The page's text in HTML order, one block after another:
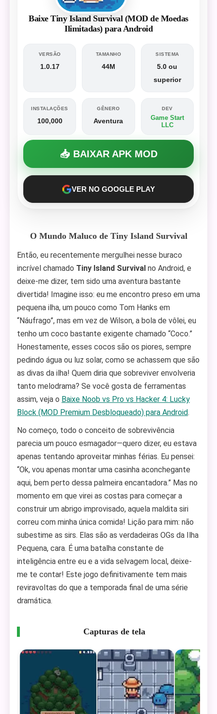
Baixe Tiny Island Survival (MOD de Moedas
Ilimitadas) para Android
VERSÃO
1.0.17
TAMANHO
44M
SISTEMA
5.0 ou
superior
INSTALAÇÕES
100,000
GÊNERO
Aventura
DEV
Game Start
LLC
📥 BAIXAR APK MOD
VER NO GOOGLE PLAY
O Mundo Maluco de Tiny Island Survival
Então, eu recentemente mergulhei nesse buraco
incrível chamado Tiny Island Survival no Android, e
deixe-me dizer, tem sido uma aventura bastante
divertida! Imagine isso: eu me encontro preso em uma
pequena ilha, um pouco como Tom Hanks em
“Náufrago”, mas em vez de Wilson, a bola de vôlei, eu
tenho um coco bastante exigente chamado “Coco.”
Honestamente, esses cocos são os piores, sempre
pedindo água ou luz solar, como se achassem que são
as divas da ilha! Quem diria que sobreviver envolveria
tanto melodrama? Se você gosta de ferramentas
assim, veja o Baixe Noob vs Pro vs Hacker 4: Lucky
Block (MOD Premium Desbloqueado) para Android.
No começo, todo o conceito de sobrevivência
parecia um pouco esmagador—quero dizer, eu estava
apenas tentando aproveitar minhas férias. Eu pensei:
“Ok, vou apenas montar uma casinha aconchegante
aqui, bem perto dessa palmeira encantadora.” Mas no
momento em que virei as costas para começar a
construir um abrigo improvisado, aquela maldita siri
correu com minha única comida! Lição para mim: não
subestime as sirs. Elas são as verdadeiras OGs da Ilha
Pequena, cara. É uma batalha constante de
inteligência entre eu e a vida selvagem local, deixe-
me te contar! Este jogo definitivamente tem mais
reviravoltas do que a temporada final de uma série
dramática.
Capturas de tela